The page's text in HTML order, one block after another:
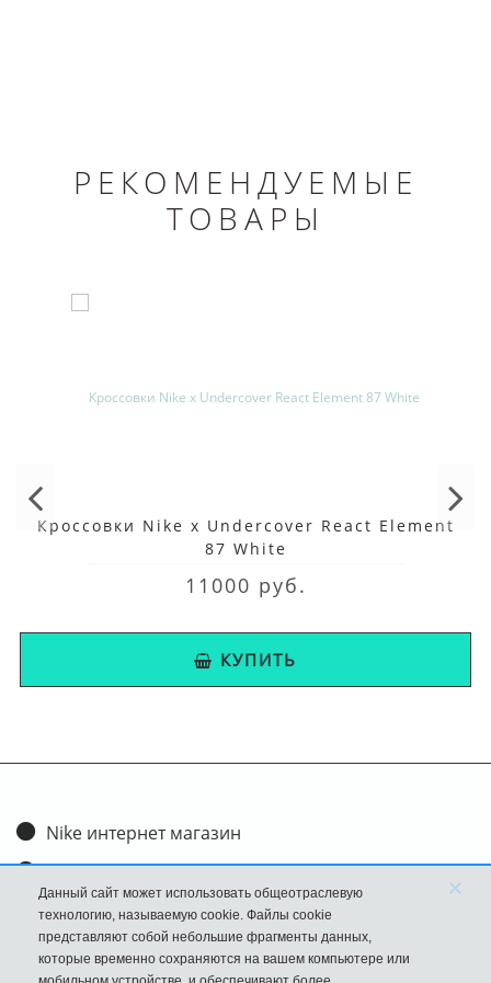
РЕКОМЕНДУЕМЫЕ
ТОВАРЫ
Кроссовки Nike x Undercover React Element
87 White
11000 руб.
КУПИТЬ
Nike интернет магазин
Доставка и оплата
Обмен и возврат
Размеры
Данный сайт может использовать общеотраслевую
технологию, называемую cookie. Файлы cookie
представляют собой небольшие фрагменты данных,
которые временно сохраняются на вашем компьютере или
×